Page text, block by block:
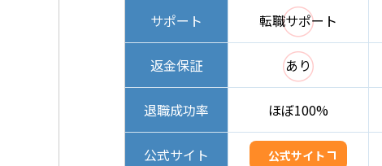
サポート ◯
転職サポート
返金保証 ◯
あり
退職成功率 ほぼ100%
公式サイト 公式サイト